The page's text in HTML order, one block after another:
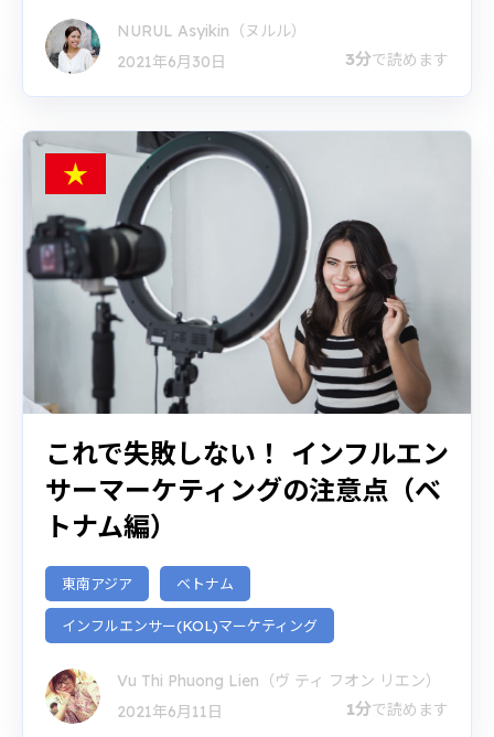
NURUL Asyikin（ヌルル）
2021年6月30日
3分で読めます
これで失敗しない！ インフルエン
サーマーケティングの注意点（ベ
トナム編）
東南アジア ベトナム
インフルエンサー(KOL)マーケティング
Vu Thi Phuong Lien（ヴ ティ フオン リエン）
2021年6月11日
1分で読めます